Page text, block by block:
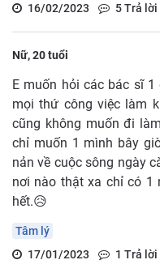
16/02/2023
5Trả lời
Nữ, 20 tuổi
E muốn hỏi các bác sĩ
mọi thứ công việc làm
cũng không muốn đi
chỉ muốn 1 mình bây
nản về cuộc sông ngày
nơi nào thật xa chỉ có 1
hết.😥
Tâm lý
17/01/2023
1 Trả lời